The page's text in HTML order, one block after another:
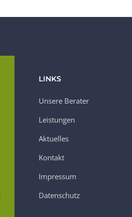
LINKS
Unsere Berater
Leistungen
Aktuelles
Kontakt
Impressum
Datenschutz